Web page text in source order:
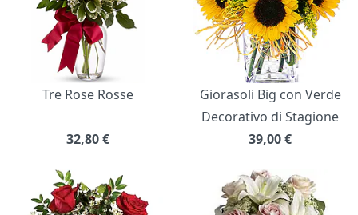
Tre Rose Rosse
32,80€
Giorasoli Big con Verde
Decorativo di Stagione
39,00€